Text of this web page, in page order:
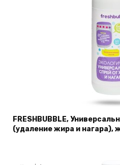
FRESHBUBBLE,
(удаление жира и нагара),